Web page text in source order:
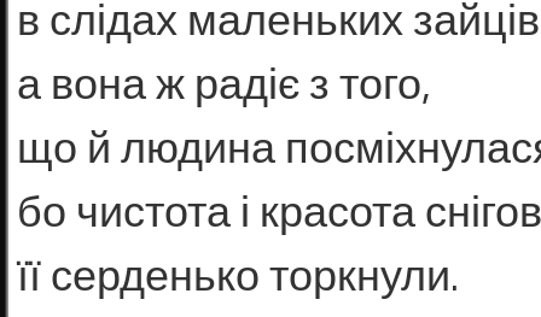
в слідах маленьких
а вона ж радіє з того,
що й людина
бо чистота і красота
її серденько торкнули.